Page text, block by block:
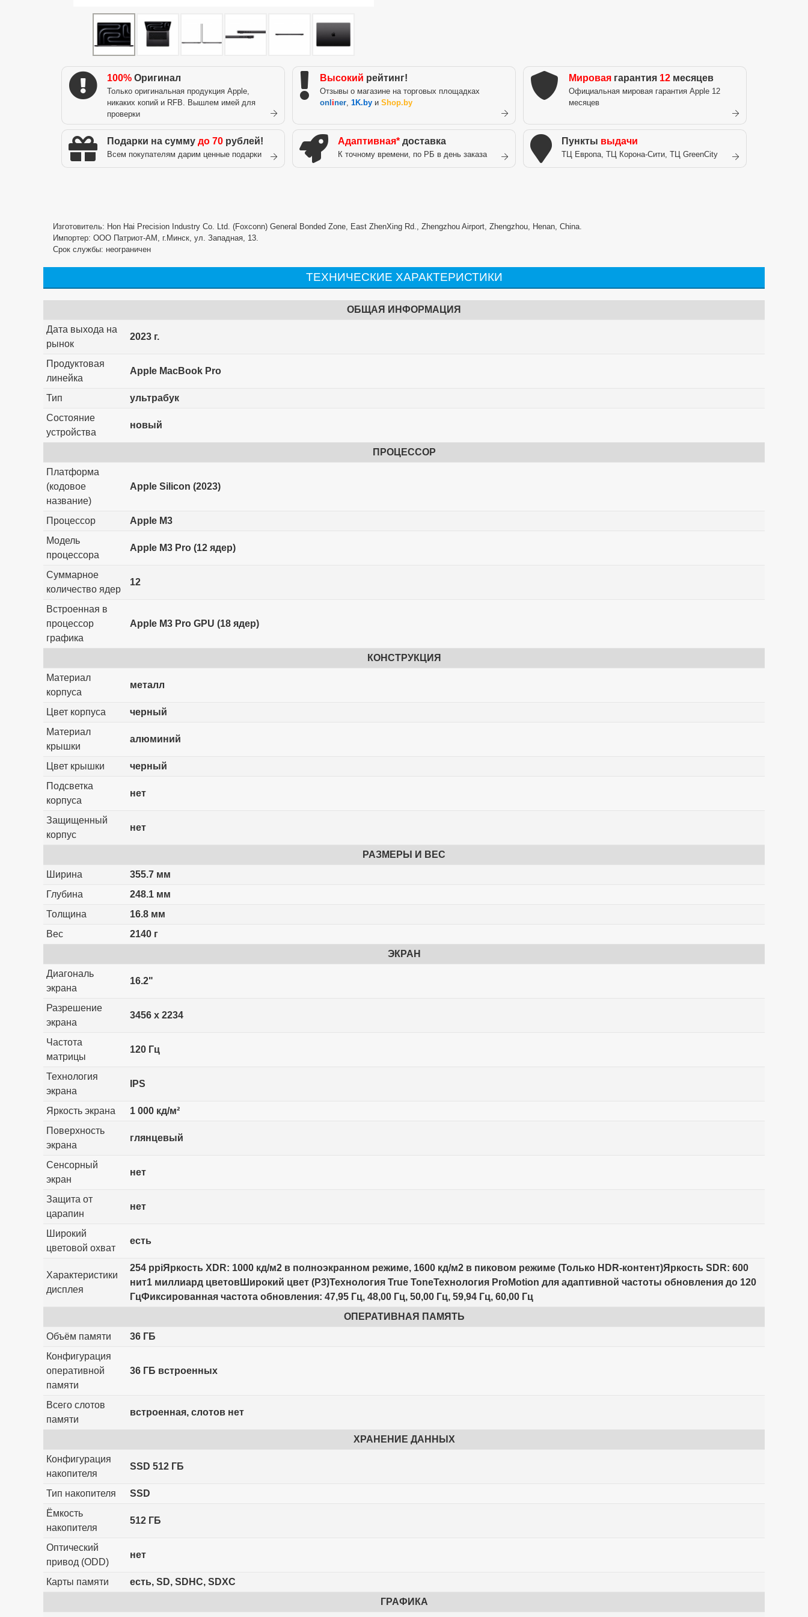
100% Оригинал
Только оригинальная продукция Apple,
никаких копий и RFB. Вышлем имей для
проверки
Высокий рейтинг!
Отзывы о магазине на торговых площадках
onl iner, 1K.by и Shop.by
Мировая гарантия 12 месяцев
Официальная мировая гарантия Apple 12
месяцев
Подарки на сумму до 70 рублей!
Всем покупателям дарим ценные подарки
Адаптивная* доставка
К точному времени, по РБ в день заказа
Пункты выдачи
ТЦ Европа, ТЦ Корона-Сити, ТЦ GreenCity
Изготовитель: Hon Hai Precision Industry Co. Ltd. (Foxconn) General Bonded Zone, East ZhenXing Rd., Zhengzhou Airport, Zhengzhou, Henan, China.
Импортер: ООО Патриот-АМ, г.Минск, ул. Западная, 13.
Срок службы: неограничен
ТЕХНИЧЕСКИЕ ХАРАКТЕРИСТИКИ
ОБЩАЯ ИНФОРМАЦИЯ
Дата выхода на
рынок
2023 г.
Продуктовая
линейка
Apple MacBook Pro
Тип
ультрабук
Состояние
устройства
новый
ПРОЦЕССОР
Платформа
(кодовое
название)
Apple Silicon (2023)
Процессор
Apple M3
Модель
процессора
Apple M3 Pro (12 ядер)
Суммарное
количество ядер
12
Встроенная в
процессор
графика
Apple M3 Pro GPU (18 ядер)
КОНСТРУКЦИЯ
Материал
корпуса
металл
Цвет корпуса
черный
Материал
крышки
алюминий
Цвет крышки
черный
Подсветка
корпуса
нет
Защищенный
корпус
нет
РАЗМЕРЫ И ВЕС
Ширина
355.7 мм
Глубина
248.1 мм
Толщина
16.8 мм
Вес
2140 г
ЭКРАН
Диагональ
экрана
16.2"
Разрешение
экрана
3456 x 2234
Частота
матрицы
120 Гц
Технология
экрана
IPS
Яркость экрана
1 000 кд/м²
Поверхность
экрана
глянцевый
Сенсорный
экран
нет
Защита от
царапин
нет
Широкий
цветовой охват
есть
Характеристики
дисплея
254 ppiЯркость XDR: 1000 кд/м2 в полноэкранном режиме, 1600 кд/м2 в пиковом режиме (Только HDR-контент)Яркость SDR: 600
нит1 миллиард цветовШирокий цвет (P3)Технология True ToneТехнология ProMotion для адаптивной частоты обновления до 120
ГцФиксированная частота обновления: 47,95 Гц, 48,00 Гц, 50,00 Гц, 59,94 Гц, 60,00 Гц
ОПЕРАТИВНАЯ ПАМЯТЬ
Объём памяти
36 ГБ
Конфигурация
оперативной
памяти
36 ГБ встроенных
Всего слотов
памяти
встроенная, слотов нет
ХРАНЕНИЕ ДАННЫХ
Конфигурация
накопителя
SSD 512 ГБ
Тип накопителя
SSD
Ёмкость
накопителя
512 ГБ
Оптический
привод (ODD)
нет
Карты памяти
есть, SD, SDHC, SDXC
ГРАФИКА